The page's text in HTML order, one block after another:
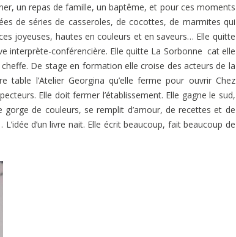
un repas de famille, un baptême, et pour ces moments
de séries de casseroles, de cocottes, de marmites qui
joyeuses, hautes en couleurs et en saveurs… Elle quitte
interprète-conférencière. Elle quitte La Sorbonne cat elle
De stage en formation elle croise des acteurs de la
table l’Atelier Georgina qu’elle ferme pour ouvrir Chez
Elle doit fermer l’établissement. Elle gagne le sud,
gorge de couleurs, se remplit d’amour, de recettes et de
L’idée d’un livre nait. Elle écrit beaucoup, fait beaucoup de